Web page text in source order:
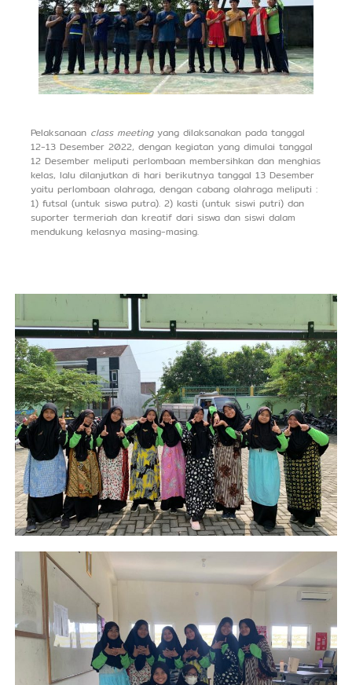
Pelaksanaan class meetingyang dilaksanakan pada tanggal
12-13 Desember 2022, dengan kegiatan yang dimulai tanggal
12 Desember meliputi perlombaan membersihkan dan menghias
kelas, lalu dilanjutkan di hari berikutnya tanggal 13 Desember
yaitu perlombaan olahraga, dengan cabang olahraga meliputi :
1) futsal (untuk siswa putra). 2) kasti (untuk siswi putri) dan
suporter termeriah dan kreatif dari siswa dan siswi dalam
mendukung kelasnya masing-masing.